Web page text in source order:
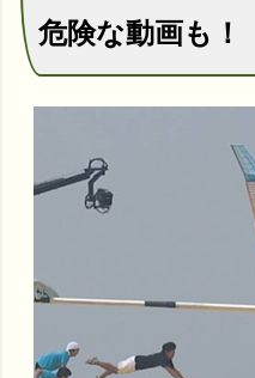
危険な動画も！